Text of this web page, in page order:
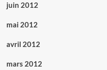
juin 2012
mai 2012
avril 2012
mars 2012